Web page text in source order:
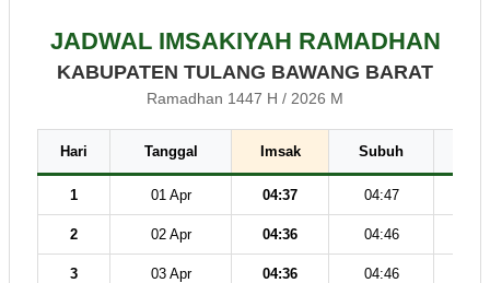
JADWAL IMSAKIYAH RAMADHAN
KABUPATEN TULANG BAWANG BARAT
Ramadhan 1447 H / 2026 M
Hari Tanggal Imsak Subuh
1 01 Apr 04:37 04:47
2 02 Apr 04:36 04:46
3 03 Apr 04:36 04:46